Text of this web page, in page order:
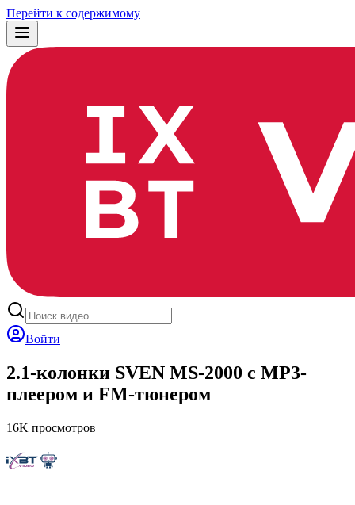
Перейти к содержимому
Войти
2.1-колонки SVEN MS-2000 с MP3-
плеером и FM-тюнером
16K просмотров